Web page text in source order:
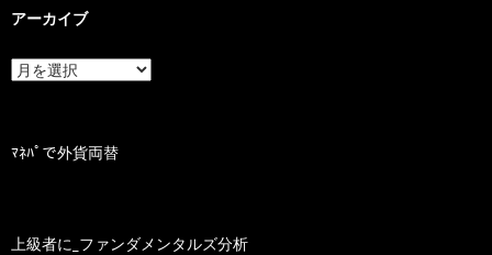
アーカイブ
ア
ー
ブ
ﾏﾈﾊﾟで外貨両替
上級者に_ファンダメンタルズ分析